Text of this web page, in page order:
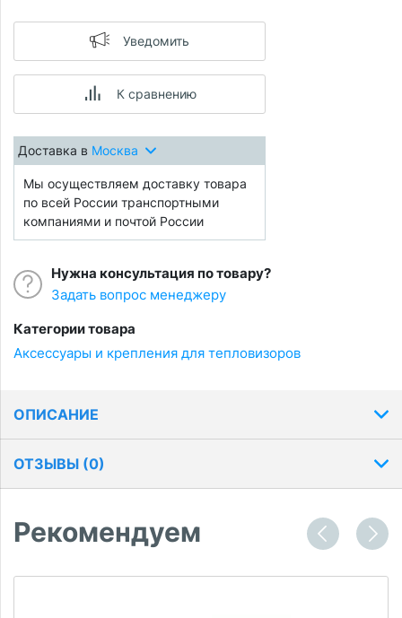
Уведомить
К сравнению
Доставка в Москва
Мы осуществляем доставку товара
по всей России транспортными
компаниями и почтой России
Нужна консультация по товару?
Задать вопрос менеджеру
Категории товара
Аксессуары и крепления для тепловизоров
ОПИСАНИЕ
ОТЗЫВЫ (0)
Рекомендуем